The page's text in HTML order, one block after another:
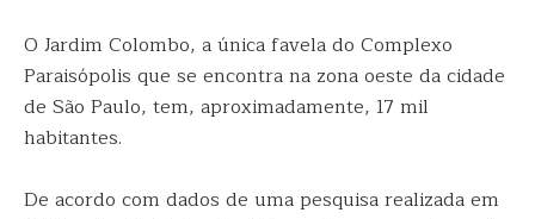
O Jardim Colombo, a única favela do Complexo
Paraisópolis que se encontra na zona oeste da cidade
de São Paulo, tem, aproximadamente, 17 mil
habitantes.
De acordo com dados de uma pesquisa realizada em